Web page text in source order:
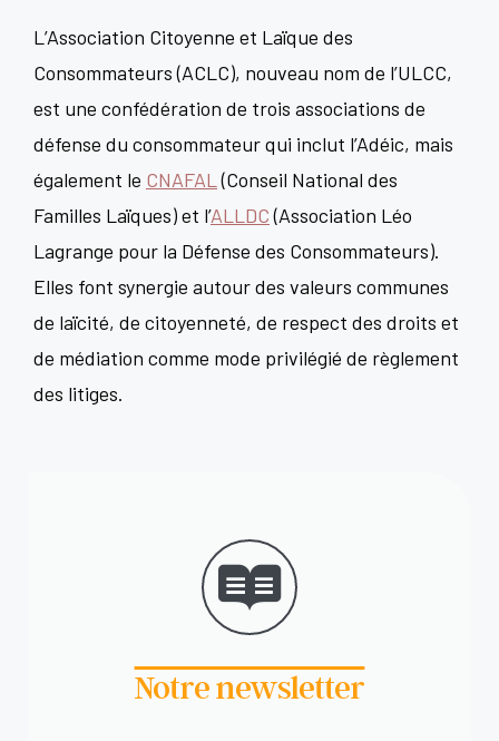
L’Association Citoyenne et Laïque des
Consommateurs (ACLC), nouveau nom de l’ULCC,
est une confédération de trois associations de
défense du consommateur qui inclut l’Adéic, mais
également le CNAFAL (Conseil National des
Familles Laïques) et l’ALLDC(Association Léo
Lagrange pour la Défense des Consommateurs).
Elles font synergie autour des valeurs communes
de laïcité, de citoyenneté, de respect des droits et
de médiation comme mode privilégié de règlement
des litiges.
Notre newsletter